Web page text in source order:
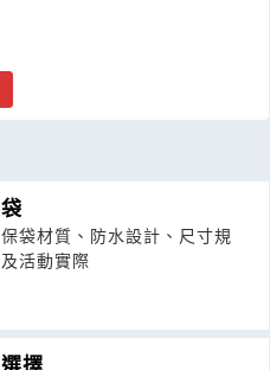
袋材質、防水設計、尺寸規
活動實際